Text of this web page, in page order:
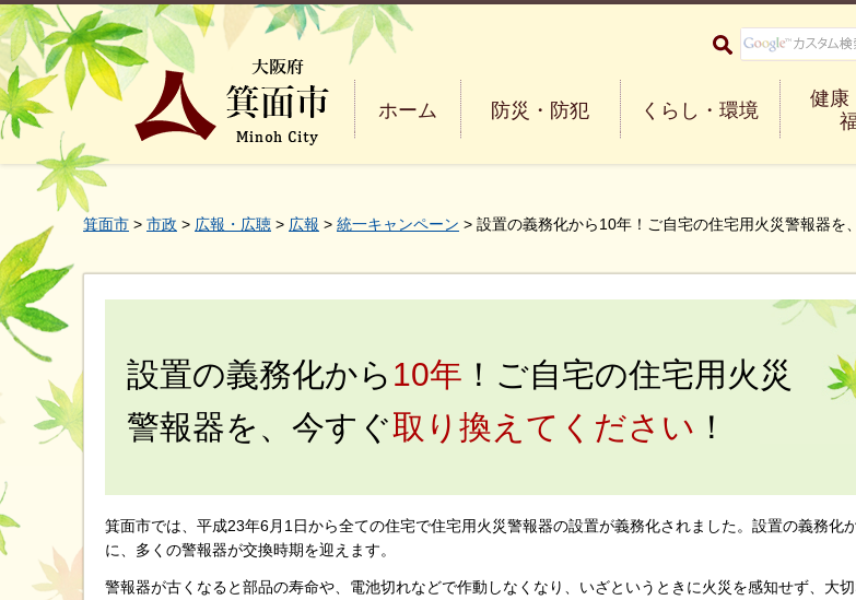
大阪府箕面市 Minoh City
ホーム 防災・防犯 くらし・環境
健康
箕面市 > 市政 > 広報・広聴 > 広報 > 統一キャンペーン > 設置の義務化から10年！ご自宅の住宅用火災警報器を
設置の義務化から 10年 ！ご自宅の住宅用火災
警報器を、今すぐ取り換えてください ！
箕面市では、平成23年6月1日から全ての住宅で住宅用火災警報器の設置が義務化されました。設置の義務化
に、多くの警報器が交換時期を迎えます。
警報器が古くなると部品の寿命や、電池切れなどで作動しなくなり、いざというときに火災を感知せず、大